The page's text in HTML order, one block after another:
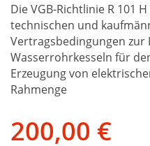
Die VGB-Richtlinie R 101
technischen und
Vertragsbedingungen zur
Wasserrohrkesseln für
Erzeugung von
Rahmenge
200,00 €